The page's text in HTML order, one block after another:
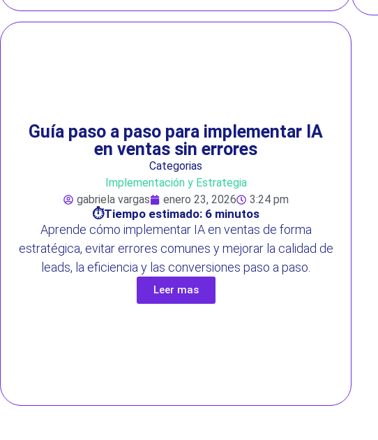
Guía paso a paso para implementar IA
en ventas sin errores
Categorias
Implementación y Estrategia
gabriela vargas
enero 23, 2026 3:24 pm
⏱️Tiempo estimado: 6 minutos
Aprende cómo implementar IA en ventas de forma
estratégica, evitar errores comunes y mejorar la calidad de
leads, la eficiencia y las conversiones paso a paso.
Leer mas